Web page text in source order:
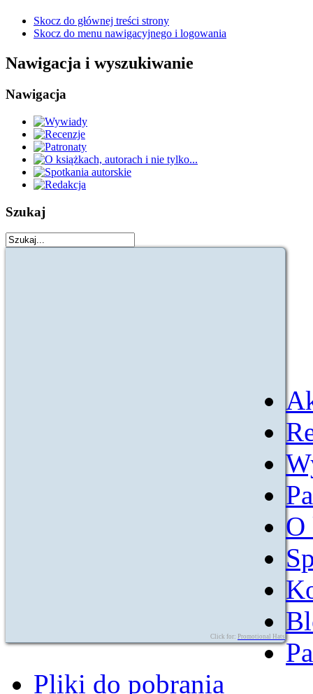
Skocz do głównej treści strony
Skocz do menu nawigacyjnego i logowania
Nawigacja i wyszukiwanie
Nawigacja
Szukaj
Click for: Promotional Hats
O
Pliki do pobrania